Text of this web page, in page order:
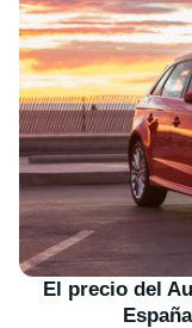
El precio del